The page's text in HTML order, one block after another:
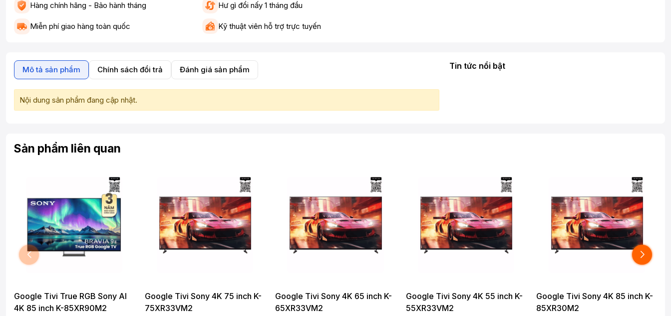
Hàng chính hãng - Bảo hành tháng Hư gì đổi nấy 1 tháng đầu
Miễn phí giao hàng toàn quốc Kỹ thuật viên hỗ trợ trực tuyến
Mô tả sản phẩm Chính sách đổi trả Đánh giá sản phẩm
Nội dung sản phẩm đang cập nhật.
Tin tức nổi bật
Sản phẩm liên quan
Google Tivi True RGB Sony AI
4K 85 inch K-85XR90M2
Google Tivi Sony 4K 75 inch K-
75XR33VM2
Google Tivi Sony 4K 65 inch K-
65XR33VM2
Google Tivi Sony 4K 55 inch K-
55XR33VM2
Google Tivi Sony 4K 85 inch K-
85XR30M2